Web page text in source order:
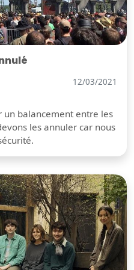
12/03/2021
un balancement entre les
les annuler car nous